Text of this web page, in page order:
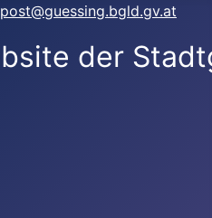
post@guessing.bgld.gv.at